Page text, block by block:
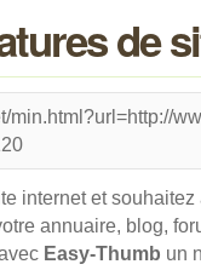
de
internet et souhaitez
annuaire, blog,
Easy-Thumb un